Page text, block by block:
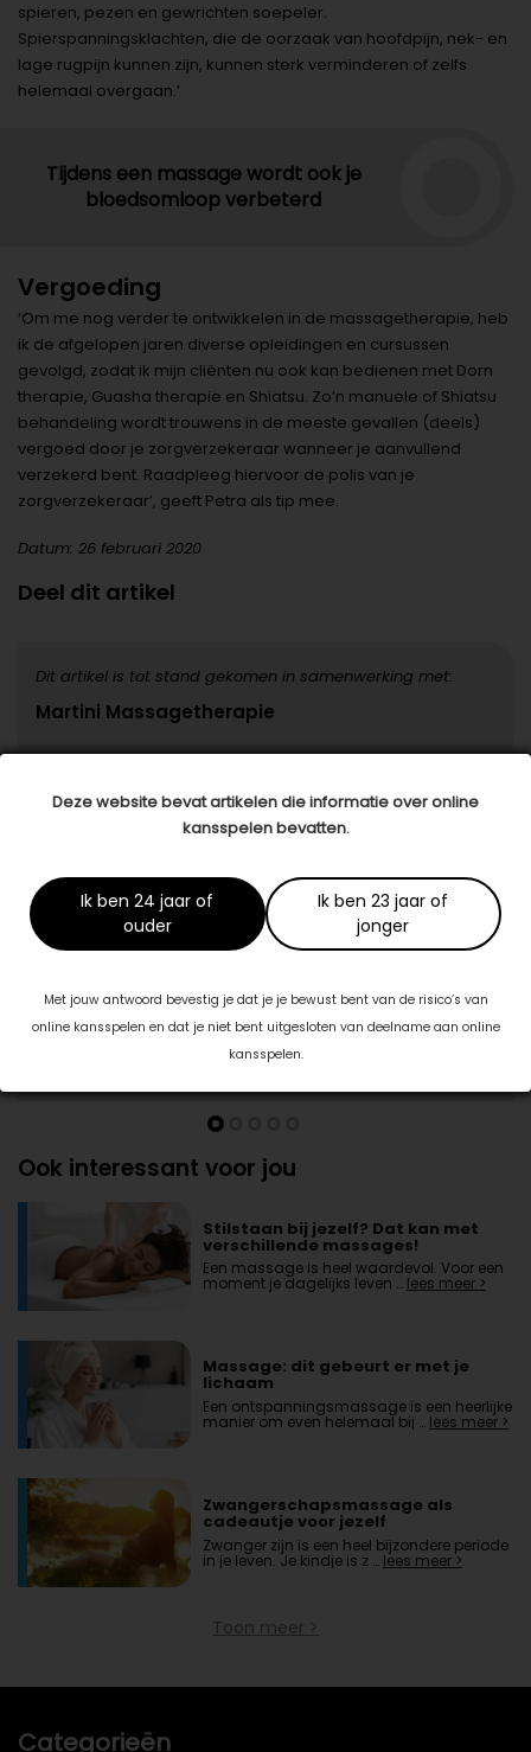
Deze website bevat artikelen die informatie over online
kansspelen bevatten.
Ik ben 24 jaar of
ouder
Ik ben 23 jaar of
jonger
Met jouw antwoord bevestig je dat je je bewust bent van de risico’s van
online kansspelen en dat je niet bent uitgesloten van deelname aan online
kansspelen.
spieren, pezen en gewrichten soepeler.
Spierspanningsklachten, die de oorzaak van hoofdpijn, nek- en
lage rugpijn kunnen zijn, kunnen sterk verminderen of zelfs
helemaal overgaan.’
Tijdens een massage wordt ook je
bloedsomloop verbeterd
Vergoeding
‘Om me nog verder te ontwikkelen in de massagetherapie, heb
ik de afgelopen jaren diverse opleidingen en cursussen
gevolgd, zodat ik mijn cliënten nu ook kan bedienen met Dorn
therapie, Guasha therapie en Shiatsu. Zo’n manuele of Shiatsu
behandeling wordt trouwens in de meeste gevallen (deels)
vergoed door je zorgverzekeraar wanneer je aanvullend
verzekerd bent. Raadpleeg hiervoor de polis van je
zorgverzekeraar’, geeft Petra als tip mee.
Datum: 26 februari 2020
Deel dit artikel
Dit artikel is tot stand gekomen in samenwerking met:
Martini Massagetherapie
Specialisten in jouw buurt
1/5
Blush Skin Clinic
Burg. J.G. Legroweg 94
9761TD Eelde
06-57943414
Ook interessant voor jou
Stilstaan bij jezelf? Dat kan met
verschillende massages!
Een massage is heel waardevol. Voor een
moment je dagelijks leven … lees meer >
Massage: dit gebeurt er met je
lichaam
Een ontspanningsmassage is een heerlijke
manier om even helemaal bij … lees meer >
Zwangerschapsmassage als
cadeautje voor jezelf
Zwanger zijn is een heel bijzondere periode
in je leven. Je kindje is z … lees meer >
Toon meer >
Categorieën